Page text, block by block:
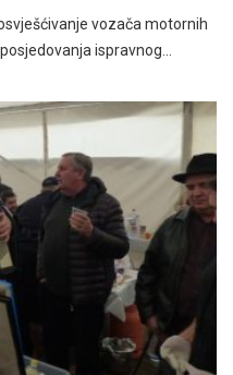
vozača motornih
ispravnog…